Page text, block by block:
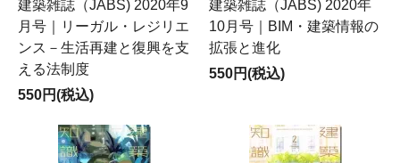
建築雑誌（JABS) 2020年9
月号｜リーガル・レジリエ
ンス－生活再建と復興を支
える法制度
550円(税込)
建築雑誌（JABS) 2020年
10月号｜BIM・建築情報の
拡張と進化
550円(税込)